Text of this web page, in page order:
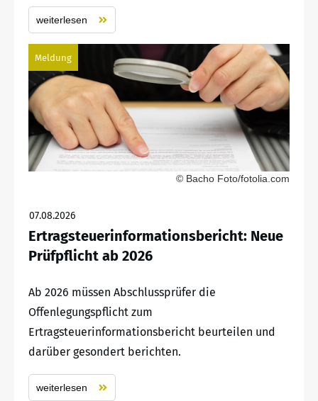
weiterlesen
Meldung
© Bacho Foto/fotolia.com
07.08.2026
Ertragsteuerinformationsbericht: Neue
Prüfpflicht ab 2026
Ab 2026 müssen Abschlussprüfer die
Offenlegungspflicht zum
Ertragsteuerinformationsbericht beurteilen und
darüber gesondert berichten.
weiterlesen